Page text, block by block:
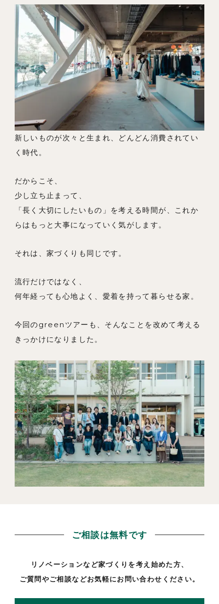
新しいものが次々と生まれ、どんどん消費されてい
く時代。
だからこそ、
少し立ち止まって、
「長く大切にしたいもの」を考える時間が、これか
らはもっと大事になっていく気がします。
それは、家づくりも同じです。
流行だけではなく、
何年経っても心地よく、愛着を持って暮らせる家。
今回のgreenツアーも、そんなことを改めて考える
きっかけになりました。
ご相談は無料です
リノベーションなど家づくりを考え始めた方、
ご質問やご相談などお気軽にお問い合わせください。